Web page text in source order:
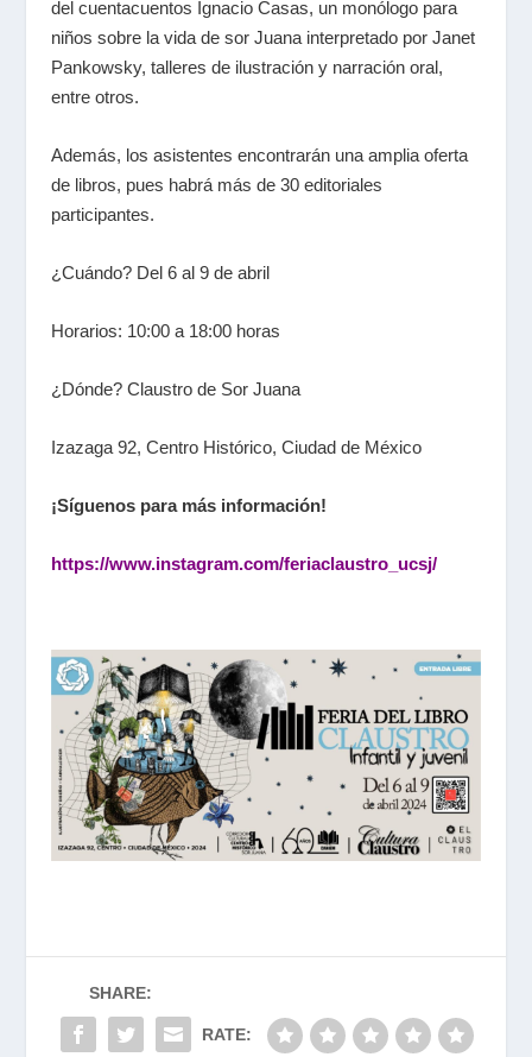
del cuentacuentos Ignacio Casas, un monólogo para
niños sobre la vida de sor Juana interpretado por Janet
Pankowsky, talleres de ilustración y narración oral,
entre otros.
Además, los asistentes encontrarán una amplia oferta
de libros, pues habrá más de 30 editoriales
participantes.
¿Cuándo? Del 6 al 9 de abril
Horarios: 10:00 a 18:00 horas
¿Dónde? Claustro de Sor Juana
Izazaga 92, Centro Histórico, Ciudad de México
¡Síguenos para más información!
https://www.instagram.com/feriaclaustro_ucsj/
SHARE:
RATE: